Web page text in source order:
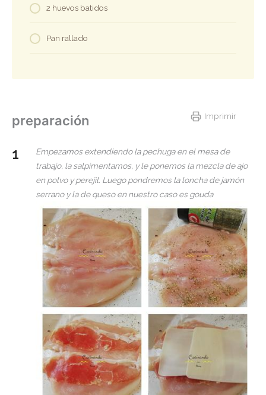
2 huevos batidos
Pan rallado
Imprimir
preparación
Empezamos extendiendo la pechuga en el mesa de
trabajo, la salpimentamos, y le ponemos la mezcla de ajo
en polvo y perejil. Luego pondremos la loncha de jamón
serrano y la de queso en nuestro caso es gouda